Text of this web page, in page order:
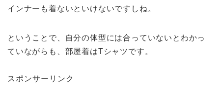
インナーも着ないといけないですしね。
ということで、自分の体型には合っていないとわかっ
ていながらも、部屋着はTシャツです。
スポンサーリンク